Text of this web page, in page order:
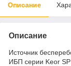
Описание
Описание
Источник
ИБП серии Keor